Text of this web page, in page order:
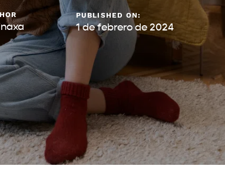
PUBLISHED ON:
1 de febrero de 2024